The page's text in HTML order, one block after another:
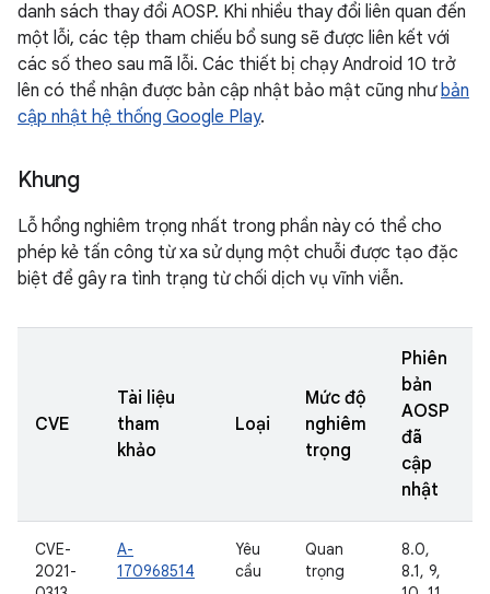
danh sách thay đổi AOSP. Khi nhiều thay đổi liên quan đến
một lỗi, các tệp tham chiếu bổ sung sẽ được liên kết với
các số theo sau mã lỗi. Các thiết bị chạy Android 10 trở
lên có thể nhận được bản cập nhật bảo mật cũng nhưbản
cập nhật hệ thống Google Play.
Khung
Lỗ hổng nghiêm trọng nhất trong phần này có thể cho
phép kẻ tấn công từ xa sử dụng một chuỗi được tạo đặc
biệt để gây ra tình trạng từ chối dịch vụ vĩnh viễn.
CVE
Tài liệu
tham
khảo
Loại
Mức độ
nghiêm
trọng
Phiên
bản
AOSP
đã
cập
nhật
CVE-
2021-
A-
170968514
Yêu
cầu
Quan
trọng
8.0,
8.1, 9,